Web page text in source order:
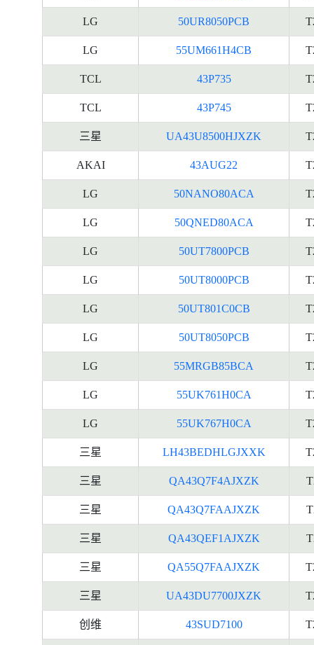
LG 50UR8050PCB
LG 55UM661H4CB
TCL 43P735
TCL 43P745
三星 UA43U8500HJXZK
AKAI 43AUG22
LG 50NANO80ACA
LG 50QNED80ACA
LG 50UT7800PCB
LG 50UT8000PCB
LG 50UT801C0CB
LG 50UT8050PCB
LG 55MRGB85BCA
LG 55UK761H0CA
LG 55UK767H0CA
三星 LH43BEDHLGJXXK
三星 QA43Q7F4AJXZK
三星 QA43Q7FAAJXZK
三星 QA43QEF1AJXZK
三星 QA55Q7FAAJXZK
三星 UA43DU7700JXZK
创维 43SUD7100